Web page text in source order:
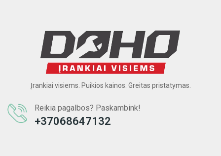
Įrankiai visiems. Puikios kainos. Greitas pristatymas.
Reikia pagalbos? Paskambink!
+37068647132